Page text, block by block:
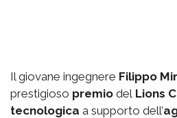
Il giovane ingegnere Filippo
prestigioso premio del Lions
tecnologica a supporto dell’